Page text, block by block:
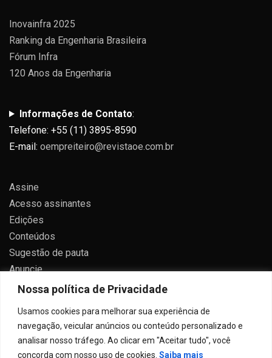
Nossa política de Privacidade
Usamos cookies para melhorar sua experiência de
navegação, veicular anúncios ou conteúdo personalizado e
analisar nosso tráfego. Ao clicar em "Aceitar tudo", você
concorda com nosso uso de cookies. Saiba mais
Inovainfra 2025
Ranking da Engenharia Brasileira
Fórum Infra
120 Anos da Engenharia
Informações de Contato:
Telefone: +55 (11) 3895-8590
E-mail: oempreiteiro@revistaoe.com.br
Assine
Acesso assinantes
Edições
Conteúdos
Sugestão de pauta
Anuncie
Contato